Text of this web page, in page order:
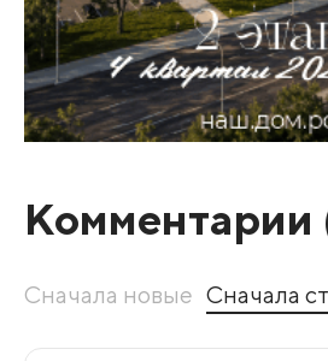
Комментарии
Сначала новые Сначала